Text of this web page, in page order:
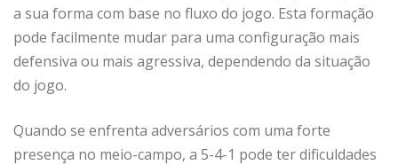
a sua forma com base no fluxo do jogo. Esta formação
pode facilmente mudar para uma configuração mais
defensiva ou mais agressiva, dependendo da situação
do jogo.
Quando se enfrenta adversários com uma forte
presença no meio-campo, a 5-4-1 pode ter dificuldades